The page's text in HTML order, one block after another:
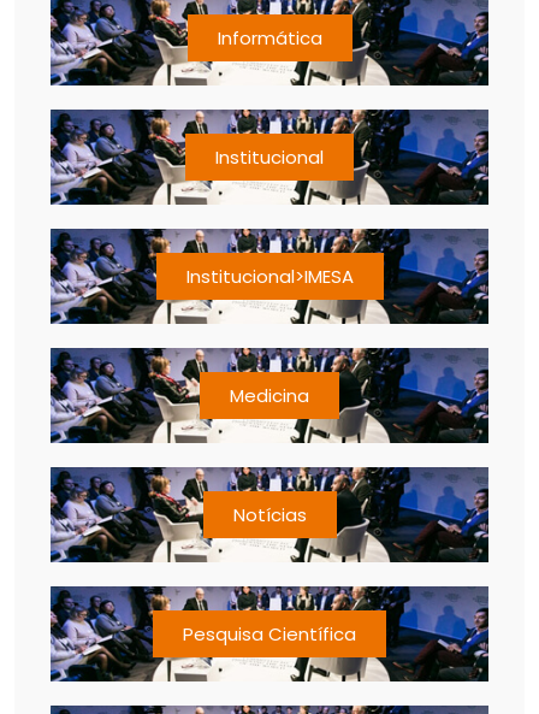
Informática
Institucional
Institucional>IMESA
Medicina
Notícias
Pesquisa Científica